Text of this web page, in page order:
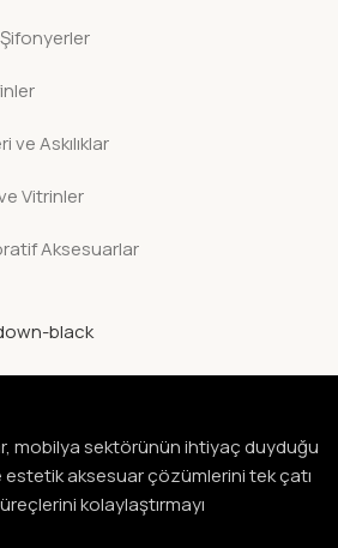
Askılıklar
Vitrinler
Aksesuarlar
mobilya sektörünün ihtiyaç duyduğu
estetik aksesuar çözümlerini tek çatı
kolaylaştırmayı